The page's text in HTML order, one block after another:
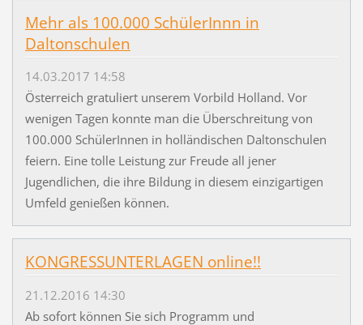
Mehr als 100.000 SchülerInnn in
Daltonschulen
14.03.2017 14:58
Österreich gratuliert unserem Vorbild Holland. Vor
wenigen Tagen konnte man die Überschreitung von
100.000 SchülerInnen in holländischen Daltonschulen
feiern. Eine tolle Leistung zur Freude all jener
Jugendlichen, die ihre Bildung in diesem einzigartigen
Umfeld genießen können.
KONGRESSUNTERLAGEN online!!
21.12.2016 14:30
Ab sofort können Sie sich Programm und